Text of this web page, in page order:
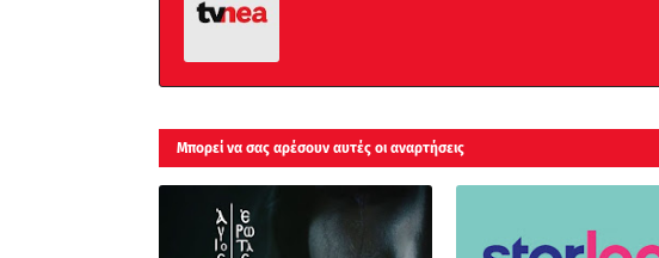
Μπορεί να σας αρέσουν αυτές οι αναρτήσεις